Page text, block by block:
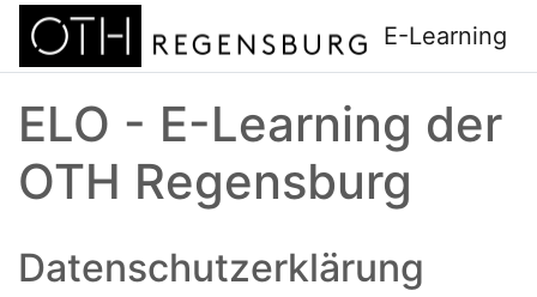
Zum Hauptinhalt
E-Learning
ELO - E-Learning der
OTH Regensburg
Datenschutzerklärung